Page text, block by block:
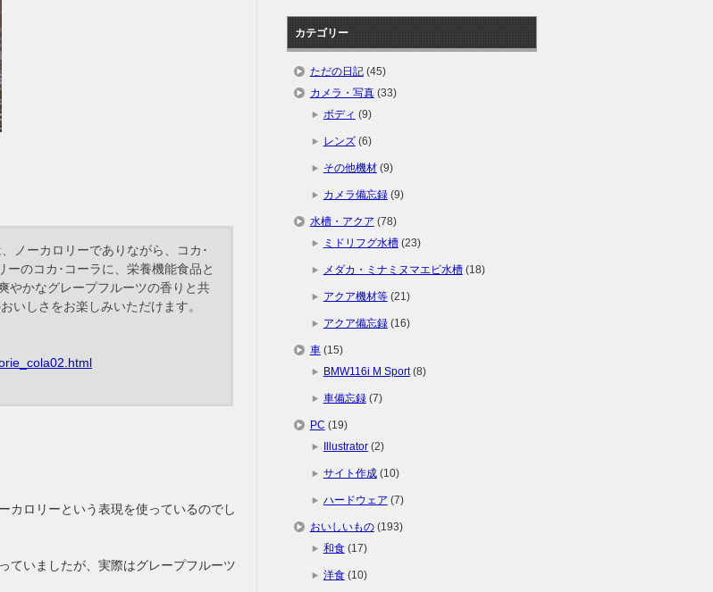
ノーカロリーでありながら、コカ･
のコカ･コーラに、栄養機能食品と
やかなグレープフルーツの香りと共
いしさをお楽しみいただけます。
カロリーという表現を使っているのでし
ていましたが、実際はグレープフルーツ
カテゴリー
ただの日記(45)
カメラ・写真(33)
ボディ (9)
レンズ(6)
その他機材(9)
カメラ備忘録(9)
水槽・アクア (78)
ミドリフグ水槽(23)
メダカ・ミナミヌマエビ水槽(18)
アクア機材等(21)
アクア備忘録(16)
車(15)
BMW116i M Sport(8)
車備忘録(7)
PC (19)
Illustrator(2)
サイト作成(10)
ハードウェア (7)
おいしいもの(193)
和食(17)
洋食(10)